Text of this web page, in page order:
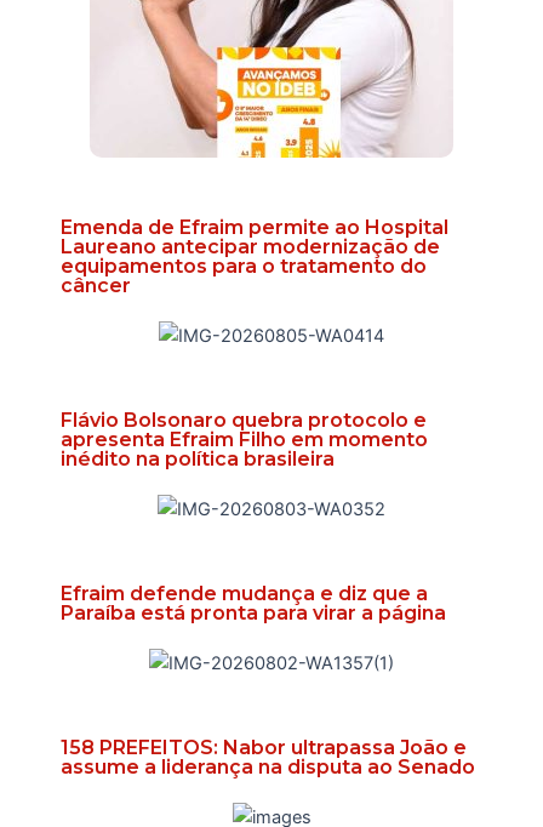
Emenda de Efraim permite ao Hospital
Laureano antecipar modernização de
equipamentos para o tratamento do
câncer
Flávio Bolsonaro quebra protocolo e
apresenta Efraim Filho em momento
inédito na política brasileira
Efraim defende mudança e diz que a
Paraíba está pronta para virar a página
158 PREFEITOS: Nabor ultrapassa João e
assume a liderança na disputa ao Senado